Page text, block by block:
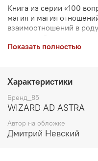
Книга из серии «100
магия и магия
взаимоотношений в
множества иных
в механизмах ответов —
оперирует теми или
самое главное, вы
технологии, которые
Показать полностью
Характеристики
Бренд_85
WIZARD AD ASTRA
Автор на обложке
Дмитрий Невский